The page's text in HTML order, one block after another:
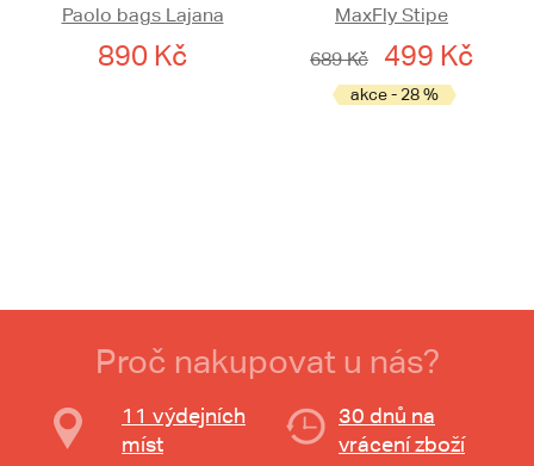
Paolo bags Lajana
890 Kč
MaxFly Stipe
689 Kč
499 Kč
akce - 28 %
Proč nakupovat u nás?
11 výdejních
míst
30 dnů na
vrácení zboží